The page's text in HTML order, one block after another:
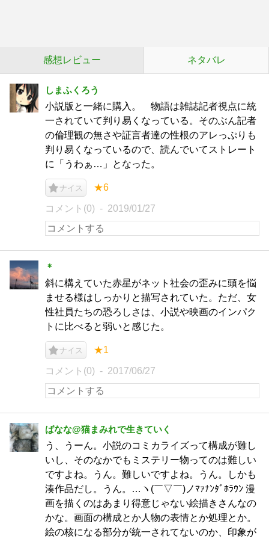
感想レビュー ネタバレ
しまふくろう
小説版と一緒に購入。 物語は雑誌記者視点に統
一されていて判り易くなっている。そのぶん記者
の倫理観の無さや証言者達の性根のアレっぷりも
判り易くなっているので、読んでいてストレート
に「うわぁ…」となった。
ナイス ★6
コメント(0) 2019/01/27
＊
斜に構えていた赤星がネット社会の歪みに頭を悩
ませる様はしっかりと描写されていた。ただ、女
性社員たちの恐ろしさは、小説や映画のインパク
トに比べると弱いと感じた。
ナイス ★1
コメント(0) 2017/06/27
ばなな@猫まみれで生きていく
う、うーん。小説のコミカライズって構成が難し
いし、そのなかでもミステリー物ってのは難しい
ですよね。うん。難しいですよね。うん。しかも
湊作品だし。うん。…ヽ(￣▽￣)ノﾏｧﾅﾝﾀﾞﾎﾗｳﾝ 漫
画を描くのはあまり得意じゃない絵描きさんなの
かな。画面の構成とか人物の表情とか処理とか。
絵の核になる部分が統一されてないのか、印象が